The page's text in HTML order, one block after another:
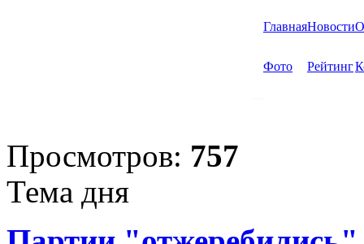
ГлавнаяНовости
Фото Рейтинг
Просмотров: 757
Тема дня